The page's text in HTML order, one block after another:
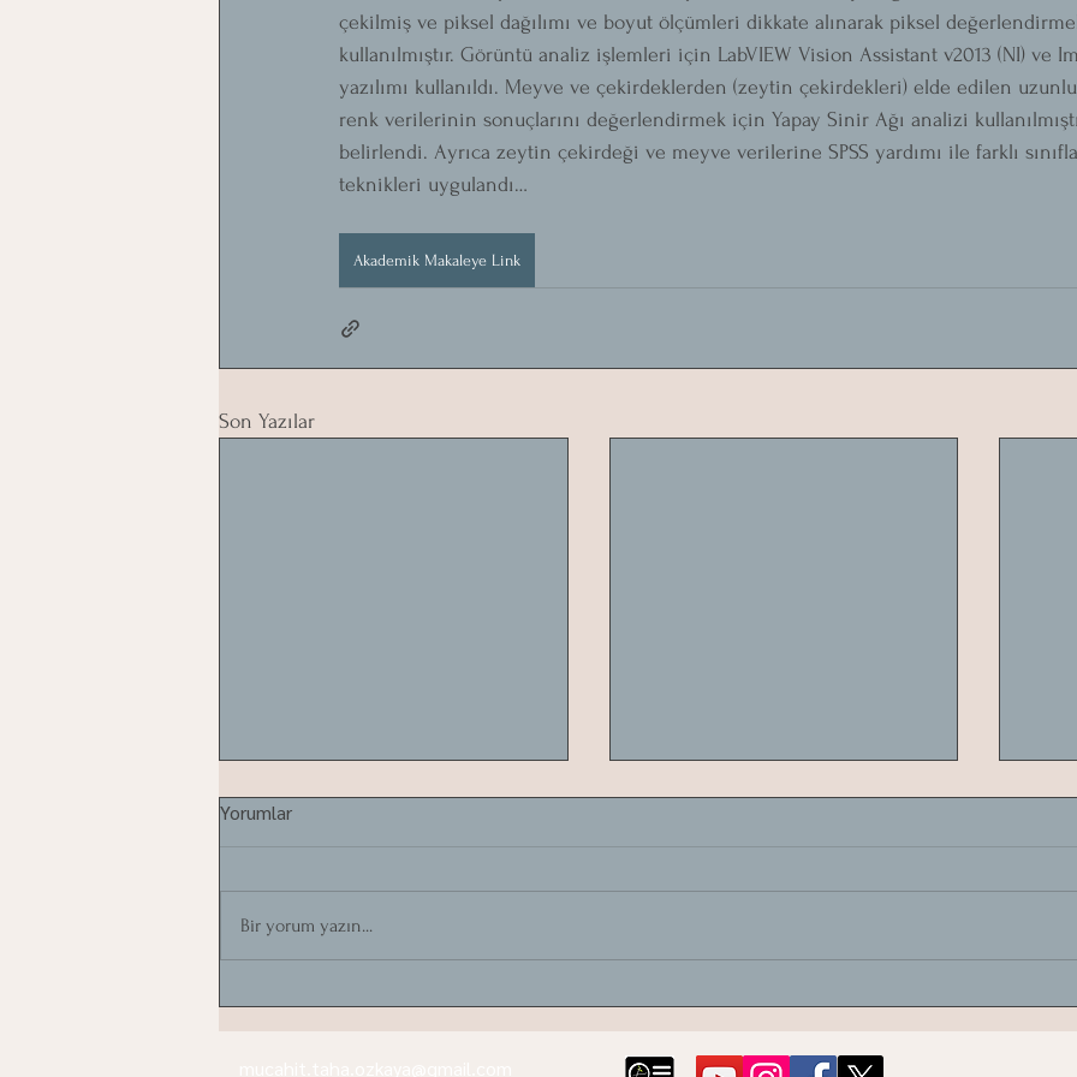
çekilmiş ve piksel dağılımı ve boyut ölçümleri dikkate alınarak piksel
kullanılmıştır. Görüntü analiz işlemleri için LabVIEW Vision Assistant v2013 (NI) ve
yazılımı kullanıldı. Meyve ve çekirdeklerden (zeytin çekirdekleri) elde edilen
renk verilerinin sonuçlarını değerlendirmek için Yapay Sinir Ağı analizi
belirlendi. Ayrıca zeytin çekirdeği ve meyve verilerine SPSS yardımı ile farklı
teknikleri uygulandı…
Akademik Makaleye Link
Son Yazılar
Anormalliklerin Veri
Yorumlar
Bir yorum yazın...